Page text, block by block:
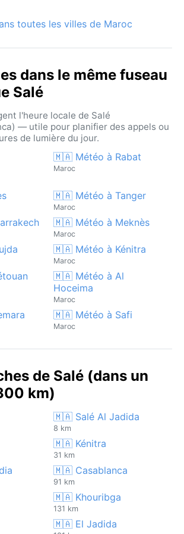
toutes les villes de Maroc
dans le même fuseau
Salé
l'heure locale de Salé
— utile pour planifier des appels ou
de lumière du jour.
🇲🇦 Météo à Rabat
Maroc
🇲🇦 Météo à Tanger
Maroc
🇲🇦 Météo à Meknès
Maroc
🇲🇦 Météo à Kénitra
Maroc
🇲🇦 Météo à Al
Hoceima
Maroc
🇲🇦 Météo à Safi
Maroc
de Salé (dans un
km)
🇲🇦 Salé Al Jadida
8 km
🇲🇦 Kénitra
31 km
🇲🇦 Casablanca
91 km
🇲🇦 Khouribga
131 km
🇲🇦 El Jadida